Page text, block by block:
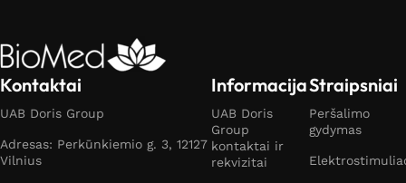
Kontaktai
UAB Doris Group
Adresas: Perkūnkiemio g. 3, 12127
Vilnius
Informacija
UAB Doris
Group
kontaktai ir
rekvizitai
Straipsniai
Peršalimo
gydymas